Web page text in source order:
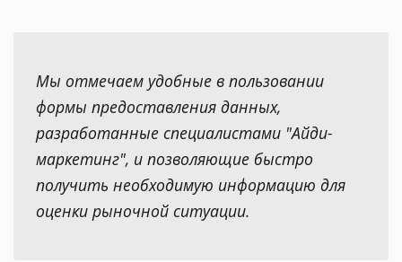
Мы отмечаем удобные в пользовании
формы предоставления данных,
разработанные специалистами "Айди-
маркетинг", и позволяющие быстро
получить необходимую информацию для
оценки рыночной ситуации.